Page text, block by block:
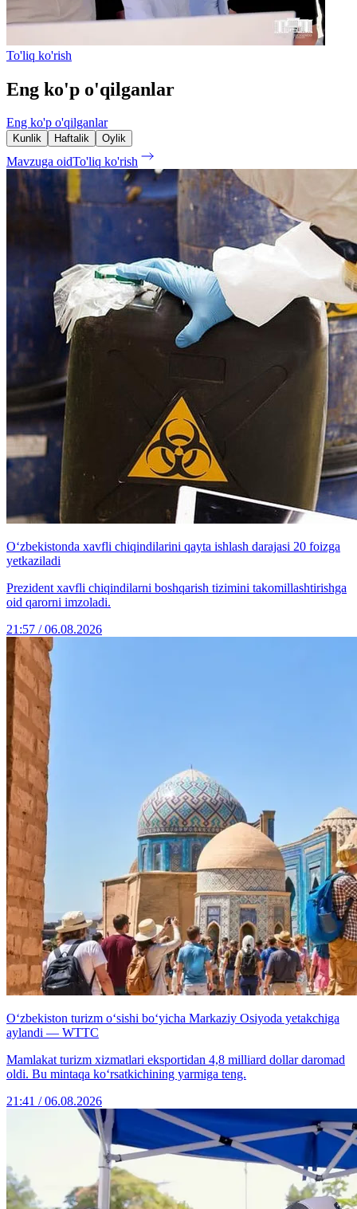
To'liq ko'rish
Eng ko'p o'qilganlar
Eng ko'p o'qilganlar
Kunlik Haftalik Oylik
Mavzuga oidTo'liq ko'rish
O‘zbekistonda xavfli chiqindilarini qayta ishlash darajasi 20 foizga
yetkaziladi
Prezident xavfli chiqindilarni boshqarish tizimini takomillashtirishga
oid qarorni imzoladi.
21:57 / 06.08.2026
O‘zbekiston turizm o‘sishi bo‘yicha Markaziy Osiyoda yetakchiga
aylandi — WTTC
Mamlakat turizm xizmatlari eksportidan 4,8 milliard dollar daromad
oldi. Bu mintaqa ko‘rsatkichining yarmiga teng.
21:41 / 06.08.2026